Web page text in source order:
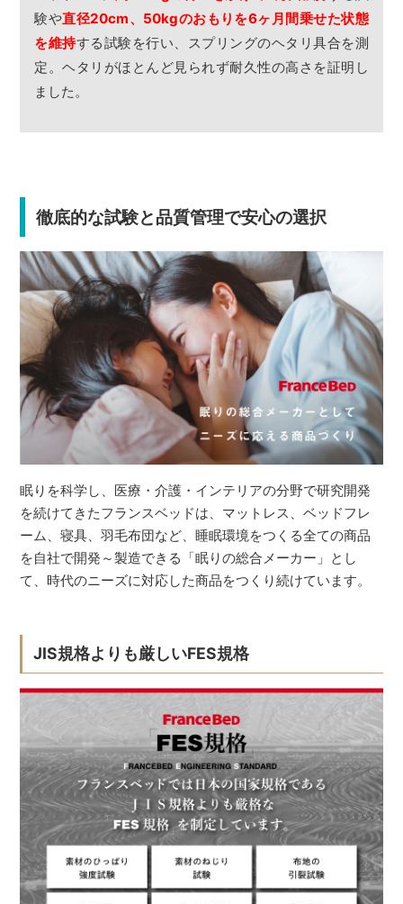
験や直径20cm、50kgのおもりを6ヶ月間乗せた状態
を維持する試験を行い、スプリングのヘタリ具合を測
定。ヘタリがほとんど見られず耐久性の高さを証明し
ました。
徹底的な試験と品質管理で安心の選択
眠りを科学し、医療・介護・インテリアの分野で研究開発
を続けてきたフランスベッドは、マットレス、ベッドフレ
ーム、寝具、羽毛布団など、睡眠環境をつくる全ての商品
を自社で開発～製造できる「眠りの総合メーカー」とし
て、時代のニーズに対応した商品をつくり続けています。
JIS規格よりも厳しいFES規格